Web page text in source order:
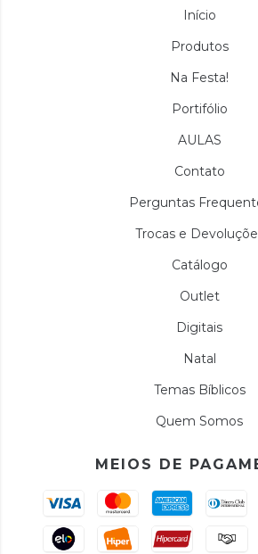
Início
Produtos
Na Festa!
Portifólio
AULAS
Contato
Perguntas
Trocas e
Catálogo
Outlet
Digitais
Natal
Temas Bíblicos
Quem Somos
MEIOS DE